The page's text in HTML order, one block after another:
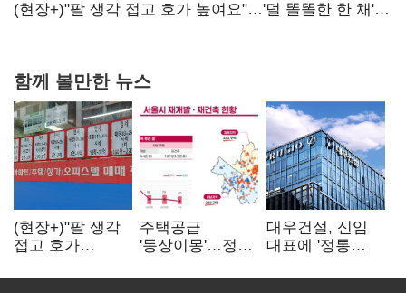
숙제
(현장+)"팔 생각 접고 호가 높여요"…'덜 똘똘한 한 채'
함께 볼만한 뉴스
(현장+)"팔 생각
접고 호가
똘똘한 한 채'
주택공급
'동상이몽'…정부
없으면 '공수표'
대우건설, 신임
대표에 '정통
부사장 내정